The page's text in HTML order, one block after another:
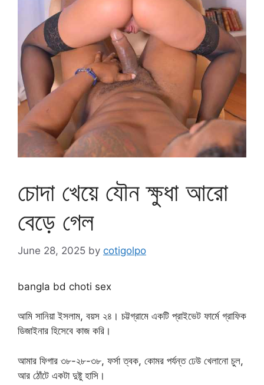
চোদা খেয়ে যৌন ক্ষুধা আরো
বেড়ে গেল
June 28, 2025 by cotigolpo
bangla bd choti sex
আমি সানিয়া ইসলাম, বয়স ২৪। চট্টগ্রামে একটি প্রাইভেট ফার্মে গ্রাফিক
ডিজাইনার হিসেবে কাজ করি।
আমার ফিগার ৩৮-২৮-৩৮, ফর্সা ত্বক, কোমর পর্যন্ত ঢেউ খেলানো চুল,
আর ঠোঁটে একটা দুষ্টু হাসি।